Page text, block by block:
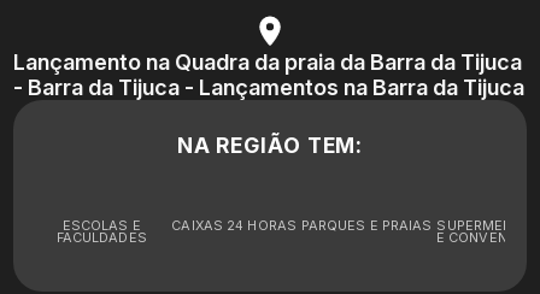
Lançamento na Quadra da praia da Barra da Tijuca
- Barra da Tijuca - Lançamentos na Barra da Tijuca
NA REGIÃO TEM:
ESCOLAS E
FACULDADES
CAIXAS 24 HORAS PARQUES E PRAIAS
E